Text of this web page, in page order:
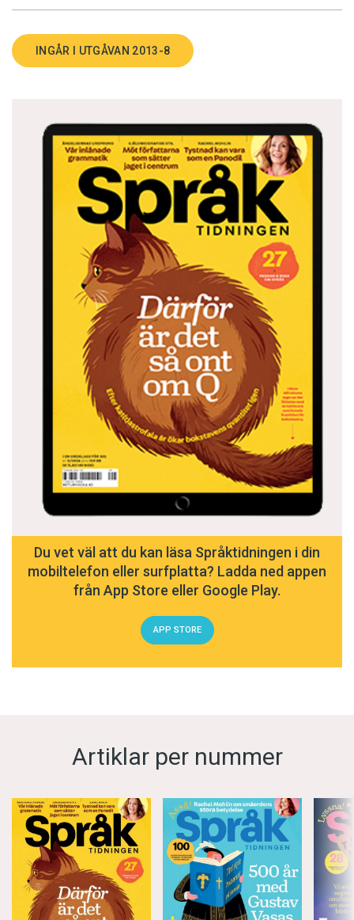
INGÅR I UTGÅVAN 2013-8
Du vet väl att du kan läsa Språktidningen i din
mobiltelefon eller surfplatta? Ladda ned appen
från App Store eller Google Play.
APP STORE
Artiklar per nummer